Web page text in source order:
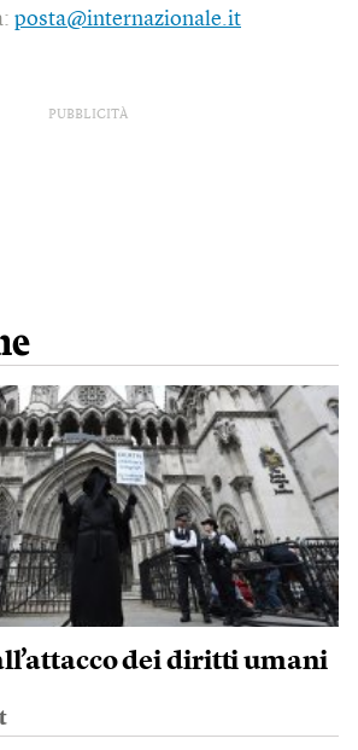
posta@internazionale.it
PUBBLICITÀ
dei diritti umani